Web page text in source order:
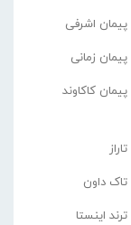
پیمان اشرفی
پیمان زمانی
پیمان کاکاوند
تاراز
تاک داون
ترند اینستا